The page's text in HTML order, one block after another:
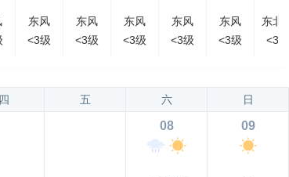
东风
<3级
东风
<3级
东风
<3级
东风
<3级
东风
<3级
东北风
<3级
四 五 六 日
08 09